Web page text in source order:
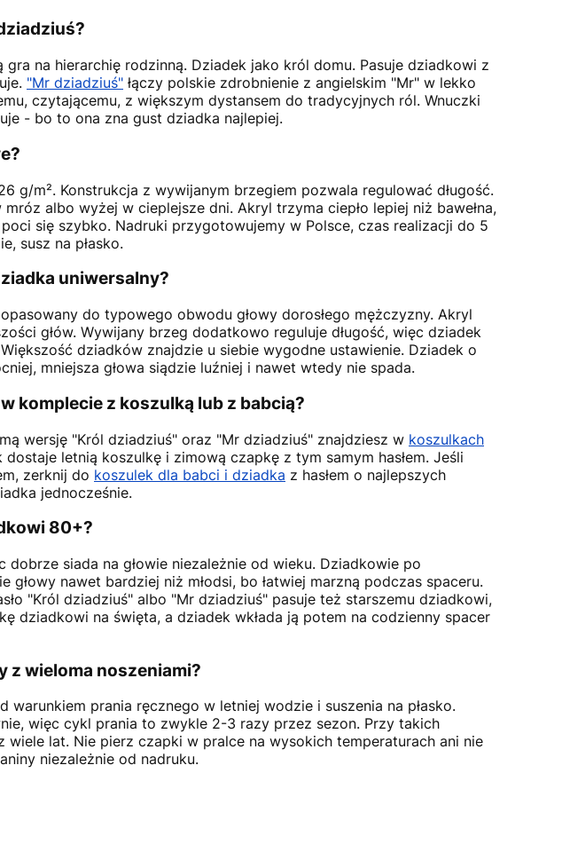
gra na hierarchię rodzinną. Dziadek jako król domu. Pasuje dziadkowi z
"Mr dziadziuś" łączy polskie zdrobnienie z angielskim "Mr" w lekko
czytającemu, z większym dystansem do tradycyjnych ról. Wnuczki
- bo to ona zna gust dziadka najlepiej.
g/m². Konstrukcja z wywijanym brzegiem pozwala regulować długość.
albo wyżej w cieplejsze dni. Akryl trzyma ciepło lepiej niż bawełna,
się szybko. Nadruki przygotowujemy w Polsce, czas realizacji do 5
susz na płasko.
uniwersalny?
do typowego obwodu głowy dorosłego mężczyzny. Akryl
głów. Wywijany brzeg dodatkowo reguluje długość, więc dziadek
dziadków znajdzie u siebie wygodne ustawienie. Dziadek o
mniejsza głowa siądzie luźniej i nawet wtedy nie spada.
komplecie z koszulką lub z babcią?
wersję "Król dziadziuś" oraz "Mr dziadziuś" znajdziesz w koszulkach
dostaje letnią koszulkę i zimową czapkę z tym samym hasłem. Jeśli
zerknij do koszulek dla babci i dziadka z hasłem o najlepszych
jednocześnie.
80+?
siada na głowie niezależnie od wieku. Dziadkowie po
głowy nawet bardziej niż młodsi, bo łatwiej marzną podczas spaceru.
"Król dziadziuś" albo "Mr dziadziuś" pasuje też starszemu dziadkowi,
dziadkowi na święta, a dziadek wkłada ją potem na codzienny spacer
z wieloma noszeniami?
prania ręcznego w letniej wodzie i suszenia na płasko.
więc cykl prania to zwykle 2-3 razy przez sezon. Przy takich
lat. Nie pierz czapki w pralce na wysokich temperaturach ani nie
niezależnie od nadruku.